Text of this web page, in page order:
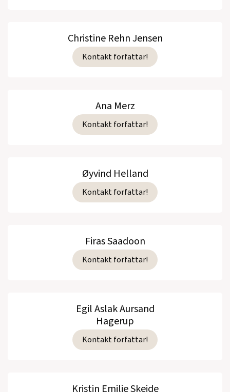
Christine Rehn Jensen
Kontakt forfattar!
Ana Merz
Kontakt forfattar!
Øyvind Helland
Kontakt forfattar!
Firas Saadoon
Kontakt forfattar!
Egil Aslak Aursand
Hagerup
Kontakt forfattar!
Kristin Emilie Skeide